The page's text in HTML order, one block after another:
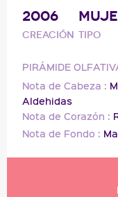
2006
Creación Tipo
PIRÁMIDE
Nota de Cabeza :
Aldehidas
Nota de Corazón :
Nota de Fondo :